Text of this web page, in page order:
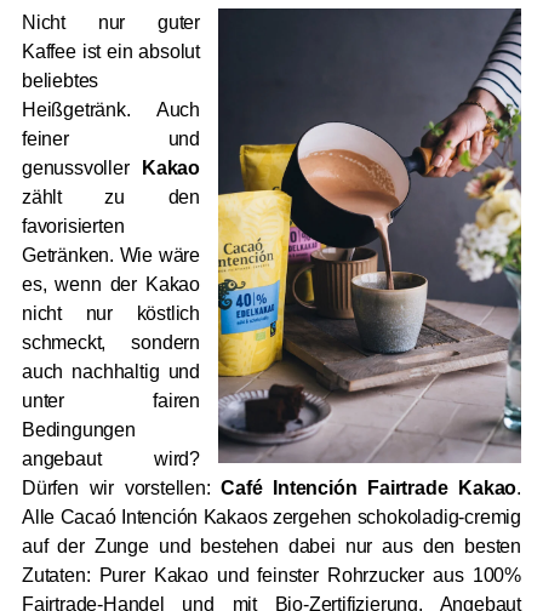
Nicht nur guter
Kaffee ist ein absolut
beliebtes
Heißgetränk. Auch
feiner und
genussvoller
Kakao
zählt zu den
favorisierten
Getränken. Wie wäre
es, wenn der Kakao
nicht nur köstlich
schmeckt, sondern
auch nachhaltig und
unter fairen
Bedingungen
angebaut wird?
Dürfen wir vorstellen:Café Intención Fairtrade Kakao.
Alle Cacaó Intención Kakaos zergehen schokoladig-cremig
auf der Zunge und bestehen dabei nur aus den besten
Zutaten: Purer Kakao und feinster Rohrzucker aus 100%
Fairtrade-Handel und mit Bio-Zertifizierung. Angebaut